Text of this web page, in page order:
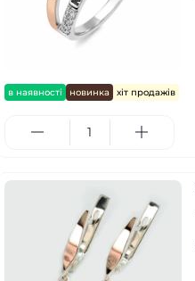
в наявності новинка хіт продажів